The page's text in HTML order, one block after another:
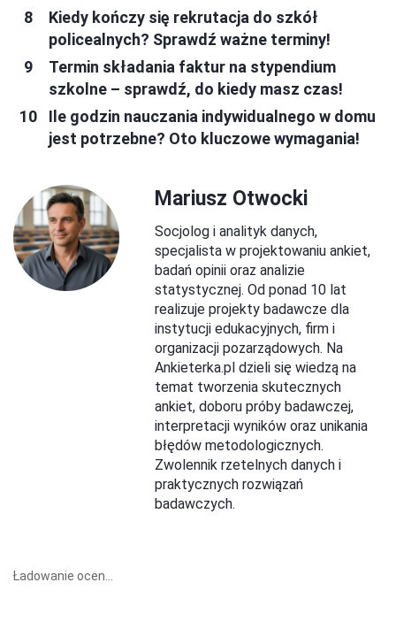
Kiedy kończy się rekrutacja do szkół
policealnych? Sprawdź ważne terminy!
Termin składania faktur na stypendium
szkolne – sprawdź, do kiedy masz czas!
Ile godzin nauczania indywidualnego w domu
jest potrzebne? Oto kluczowe wymagania!
Mariusz Otwocki
Socjolog i analityk danych,
specjalista w projektowaniu ankiet,
badań opinii oraz analizie
statystycznej. Od ponad 10 lat
realizuje projekty badawcze dla
instytucji edukacyjnych, firm i
organizacji pozarządowych. Na
Ankieterka.pl dzieli się wiedzą na
temat tworzenia skutecznych
ankiet, doboru próby badawczej,
interpretacji wyników oraz unikania
błędów metodologicznych.
Zwolennik rzetelnych danych i
praktycznych rozwiązań
badawczych.
Ładowanie ocen...